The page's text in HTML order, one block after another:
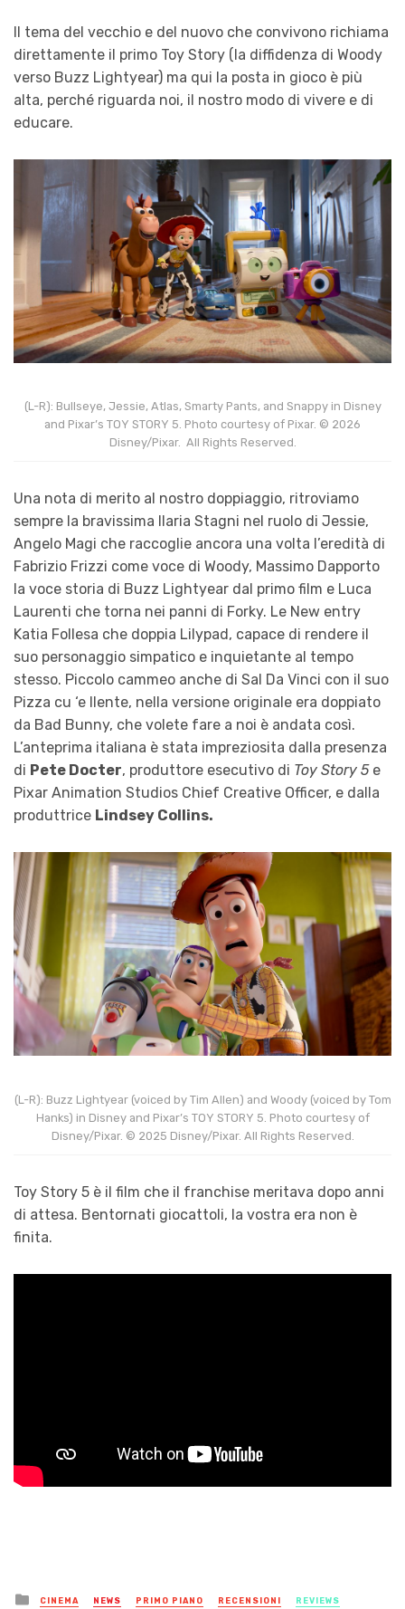
Il tema del vecchio e del nuovo che convivono richiama
direttamente il primo Toy Story (la diffidenza di Woody
verso Buzz Lightyear) ma qui la posta in gioco è più
alta, perché riguarda noi, il nostro modo di vivere e di
educare.
(L-R): Bullseye, Jessie, Atlas, Smarty Pants, and Snappy in Disney
and Pixar’s TOY STORY 5. Photo courtesy of Pixar. © 2026
Disney/Pixar. All Rights Reserved.
Una nota di merito al nostro doppiaggio, ritroviamo
sempre la bravissima Ilaria Stagni nel ruolo di Jessie,
Angelo Magi che raccoglie ancora una volta l’eredità di
Fabrizio Frizzi come voce di Woody, Massimo Dapporto
la voce storia di Buzz Lightyear dal primo film e Luca
Laurenti che torna nei panni di Forky. Le New entry
Katia Follesa che doppia Lilypad, capace di rendere il
suo personaggio simpatico e inquietante al tempo
stesso. Piccolo cammeo anche di Sal Da Vinci con il suo
Pizza cu ‘e llente, nella versione originale era doppiato
da Bad Bunny, che volete fare a noi è andata così.
L’anteprima italiana è stata impreziosita dalla presenza
di Pete Docter, produttore esecutivo di Toy Story 5e
Pixar Animation Studios Chief Creative Officer, e dalla
produttrice Lindsey Collins.
(L-R): Buzz Lightyear (voiced by Tim Allen) and Woody (voiced by Tom
Hanks) in Disney and Pixar’s TOY STORY 5. Photo courtesy of
Disney/Pixar. © 2025 Disney/Pixar. All Rights Reserved.
Toy Story 5 è il film che il franchise meritava dopo anni
di attesa. Bentornati giocattoli, la vostra era non è
finita.
Posted
CINEMA NEWS PRIMO PIANO RECENSIONI REVIEWS